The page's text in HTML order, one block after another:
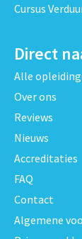
Cursus
Direct
Alle
Over ons
Reviews
Nieuws
Accreditaties
FAQ
Contact
Algemene